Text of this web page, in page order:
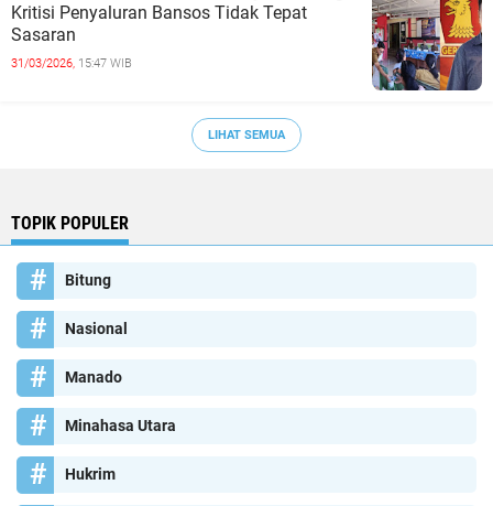
Kritisi Penyaluran Bansos Tidak Tepat
Sasaran
31/03/2026, 15:47 WIB
LIHAT SEMUA
TOPIK POPULER
Bitung
Nasional
Manado
Minahasa Utara
Hukrim